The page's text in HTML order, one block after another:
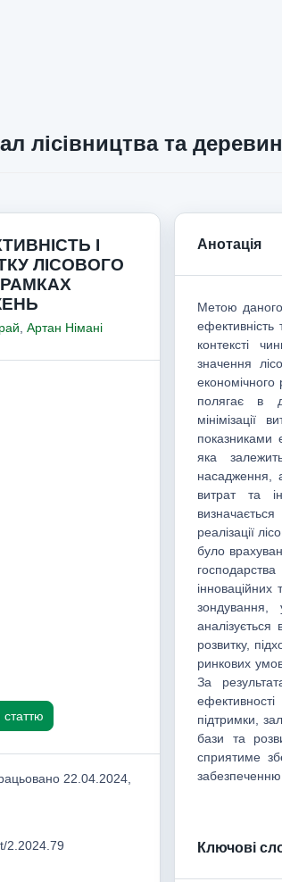
лісівництва та
І
ЛІСОВОГО
Артан Німані
22.04.2024,
2.2024.79
Анотація
Метою
контексті
значення
економічного
полягає в
мінімізації
показниками
яка
насадження,
витрат та
реалізації
було
інноваційних
зондування,
аналізується
розвитку,
ринкових
За
підтримки,
бази та
сприятиме
забезпеченню
Ключові